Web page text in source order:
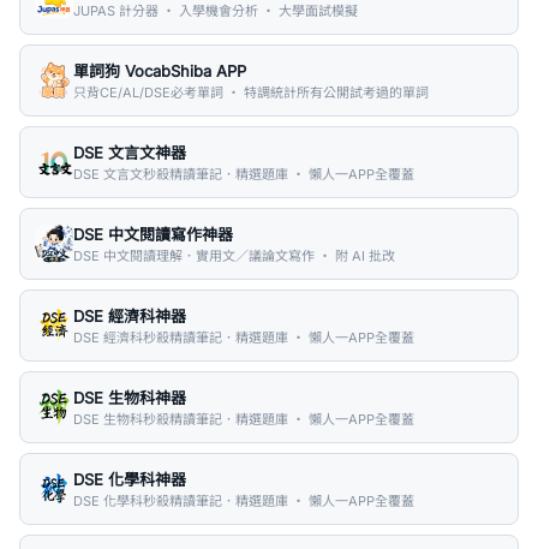
JUPAS 計分器 ・ 入學機會分析 ・ 大學面試模擬
單詞狗 VocabShiba APP
只背CE/AL/DSE必考單詞 ・ 特調統計所有公開試考過的單詞
DSE 文言文神器
DSE 文言文秒殺精讀筆記．精選題庫 ・ 懶人一APP全覆蓋
DSE 中文閱讀寫作神器
DSE 中文閱讀理解．實用文／議論文寫作 ・ 附 AI 批改
DSE 經濟科神器
DSE 經濟科秒殺精讀筆記．精選題庫 ・ 懶人一APP全覆蓋
DSE 生物科神器
DSE 生物科秒殺精讀筆記．精選題庫 ・ 懶人一APP全覆蓋
DSE 化學科神器
DSE 化學科秒殺精讀筆記．精選題庫 ・ 懶人一APP全覆蓋